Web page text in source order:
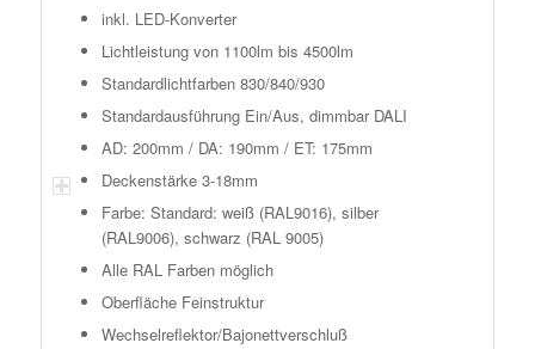
inkl. LED-Konverter
Lichtleistung von 1100lm bis 4500lm
Standardlichtfarben 830/840/930
Standardausführung Ein/Aus, dimmbar DALI
AD: 200mm / DA: 190mm / ET: 175mm
Deckenstärke 3-18mm
Farbe: Standard: weiß (RAL9016), silber
(RAL9006), schwarz (RAL 9005)
Alle RAL Farben möglich
Oberfläche Feinstruktur
Wechselreflektor/Bajonettverschluß